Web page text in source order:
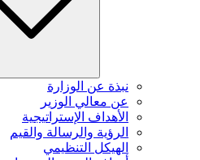
نبذة عن الوزارة
عن معالي الوزير
الأهداف الإستراتيجية
الرؤية والرسالة والقيم
الهيكل التنظيمي